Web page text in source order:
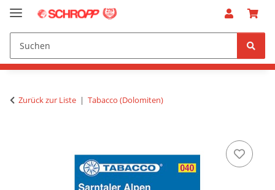
Zurück zur Liste Tabacco (Dolomiten)